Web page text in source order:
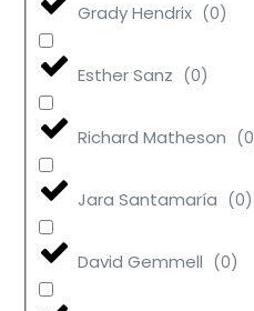
Grady Hendrix (0)
Esther Sanz (0)
Richard Matheson (0
Jara Santamaría (0)
David Gemmell (0)